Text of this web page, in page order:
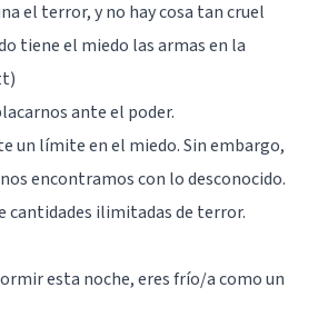
el terror, y no hay cosa tan cruel
tiene el miedo las armas en la
ante el poder.
un límite en el miedo. Sin embargo,
encontramos con lo desconocido.
cantidades ilimitadas de terror.
esta noche, eres frío/a como un